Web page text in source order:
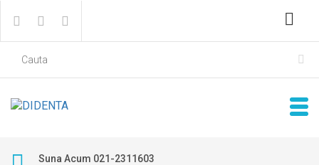
Suna Acum 021-2311603